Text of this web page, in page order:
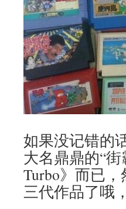
如果没记错的
大名鼎鼎的“
Turbo》而已
三代作品了哦